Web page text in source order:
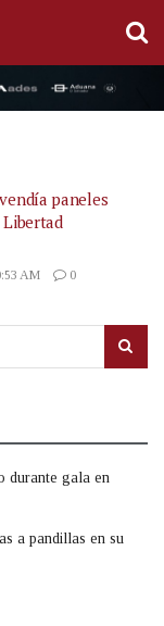
paneles
Libertad
AM
0
durante gala en
a pandillas en su